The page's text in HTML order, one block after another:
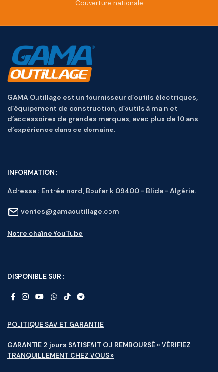
Couverture nationale
GAMA Outillage est un fournisseur d’outils électriques,
d’équipement de construction, d’outils à main et
d’accessoires de grandes marques, avec plus de 10 ans
d’expérience dans ce domaine.
INFORMATION :
Adresse : Entrée nord, Boufarik 09400 - Blida - Algérie.
ventes@gamaoutillage.com
Notre chaîne YouTube
DISPONIBLE SUR :
POLITIQUE SAV ET GARANTIE
GARANTIE 2 jours SATISFAIT OU REMBOURSÉ « VÉRIFIEZ
TRANQUILLEMENT CHEZ VOUS »